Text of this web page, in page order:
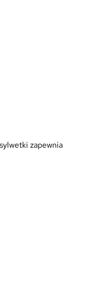
zapewnia